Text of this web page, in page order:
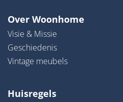
Over Woonhome
Visie & Missie
Geschiedenis
Vintage meubels
Huisregels